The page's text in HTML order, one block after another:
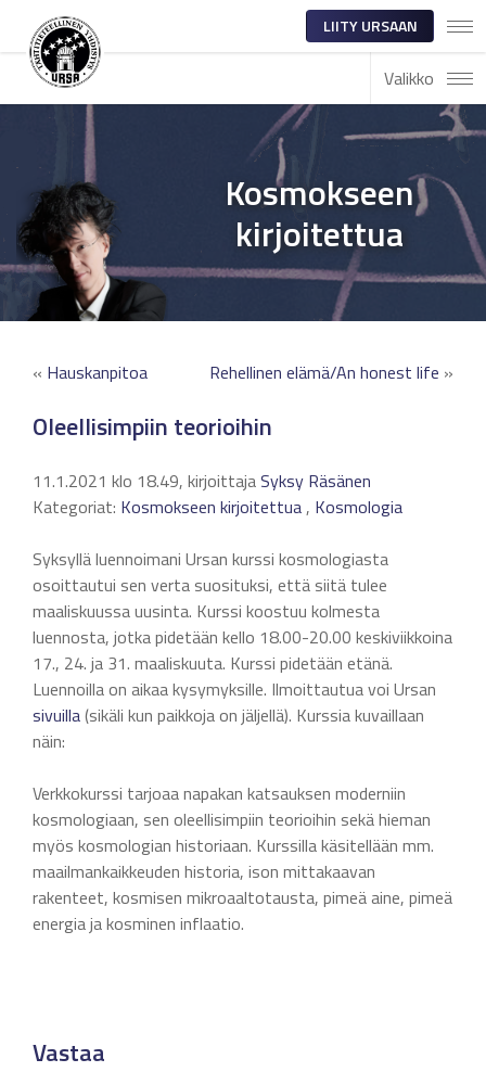
LIITY URSAAN
Valikko
Kosmokseen
kirjoitettua
« Hauskanpitoa Rehellinen elämä/An honest life »
Oleellisimpiin teorioihin
11.1.2021 klo 18.49, kirjoittajaSyksy Räsänen
Kategoriat: Kosmokseen kirjoitettua, Kosmologia
Syksyllä luennoimani Ursan kurssi kosmologiasta
osoittautui sen verta suosituksi, että siitä tulee
maaliskuussa uusinta. Kurssi koostuu kolmesta
luennosta, jotka pidetään kello 18.00-20.00 keskiviikkoina
17., 24. ja 31. maaliskuuta. Kurssi pidetään etänä.
Luennoilla on aikaa kysymyksille. Ilmoittautua voi Ursan
sivuilla(sikäli kun paikkoja on jäljellä). Kurssia kuvaillaan
näin:
Verkkokurssi tarjoaa napakan katsauksen moderniin
kosmologiaan, sen oleellisimpiin teorioihin sekä hieman
myös kosmologian historiaan. Kurssilla käsitellään mm.
maailmankaikkeuden historia, ison mittakaavan
rakenteet, kosmisen mikroaaltotausta, pimeä aine, pimeä
energia ja kosminen inflaatio.
Vastaa